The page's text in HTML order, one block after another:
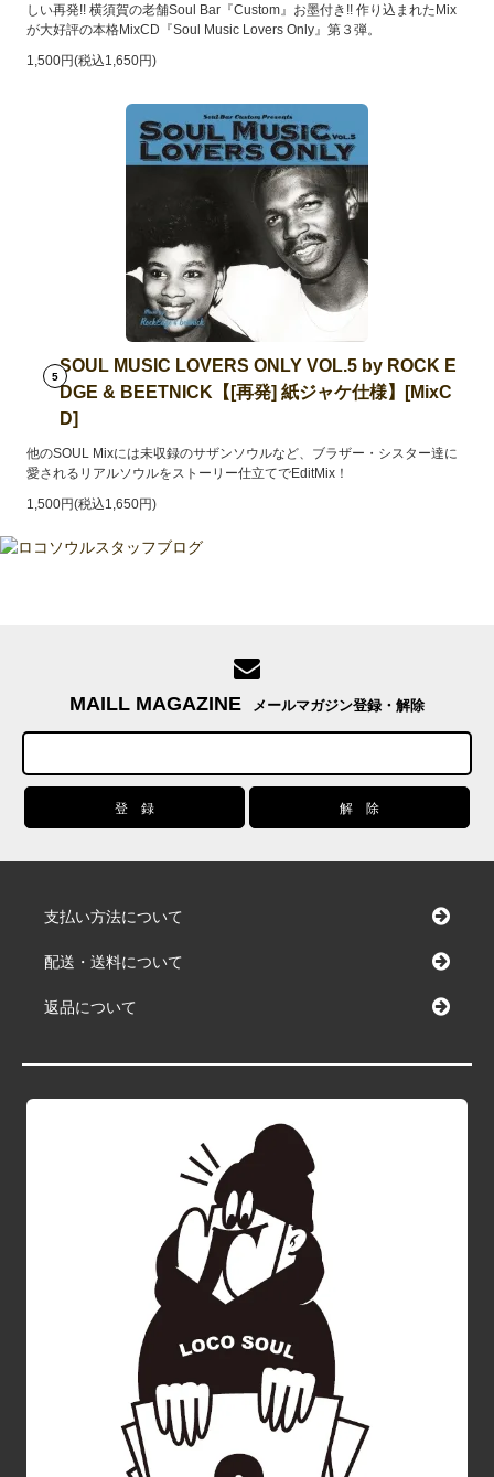
しい再発!! 横須賀の老舗Soul Bar『Custom』お墨付き!! 作り込まれたMix
が大好評の本格MixCD『Soul Music Lovers Only』第３弾。
1,500円(税込1,650円)
5
SOUL MUSIC LOVERS ONLY VOL.5 by ROCK E
DGE & BEETNICK【[再発] 紙ジャケ仕様】[MixC
D]
他のSOUL Mixには未収録のサザンソウルなど、ブラザー・シスター達に
愛されるリアルソウルをストーリー仕立てでEditMix！
1,500円(税込1,650円)
MAILL MAGAZINE メールマガジン登録・解除
支払い方法について
配送・送料について
返品について